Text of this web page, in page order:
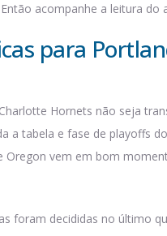
acompanhe a leitura
para
Hornets não seja
a tabela e fase de playoffs
vem em bom
foram decididas no último